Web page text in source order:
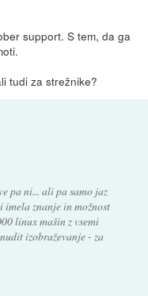
support. S tem, da ga
tudi za strežnike?
pa ni... ali pa samo jaz
imela znanje in možnost
linux mašin z vsemi
izobraževanje - za